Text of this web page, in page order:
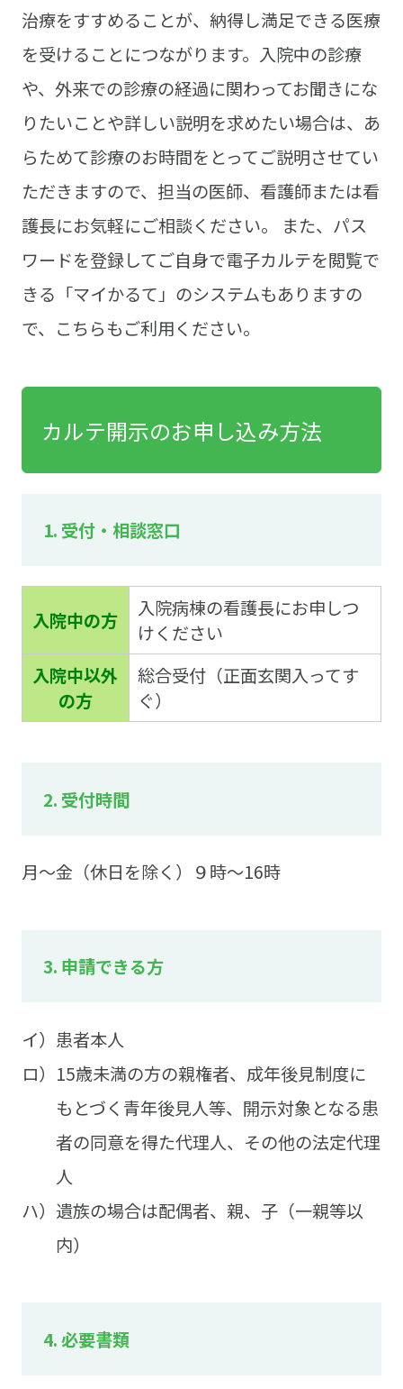
治療をすすめることが、納得し満足できる医療
を受けることにつながります。入院中の診療
や、外来での診療の経過に関わってお聞きにな
りたいことや詳しい説明を求めたい場合は、あ
らためて診療のお時間をとってご説明させてい
ただきますので、担当の医師、看護師または看
護長にお気軽にご相談ください。 また、パス
ワードを登録してご自身で電子カルテを閲覧で
きる「マイかるて」のシステムもありますの
で、こちらもご利用ください。
カルテ開示のお申し込み方法
1. 受付・相談窓口
入院中の方
入院病棟の看護長にお申しつ
けください
入院中以外
の方
総合受付（正面玄関入ってす
ぐ）
2. 受付時間
月～金（休日を除く）９時～16時
3. 申請できる方
イ）患者本人
ロ）15歳未満の方の親権者、成年後見制度に
もとづく青年後見人等、開示対象となる患
者の同意を得た代理人、その他の法定代理
人
ハ）遺族の場合は配偶者、親、子（一親等以
内）
4. 必要書類